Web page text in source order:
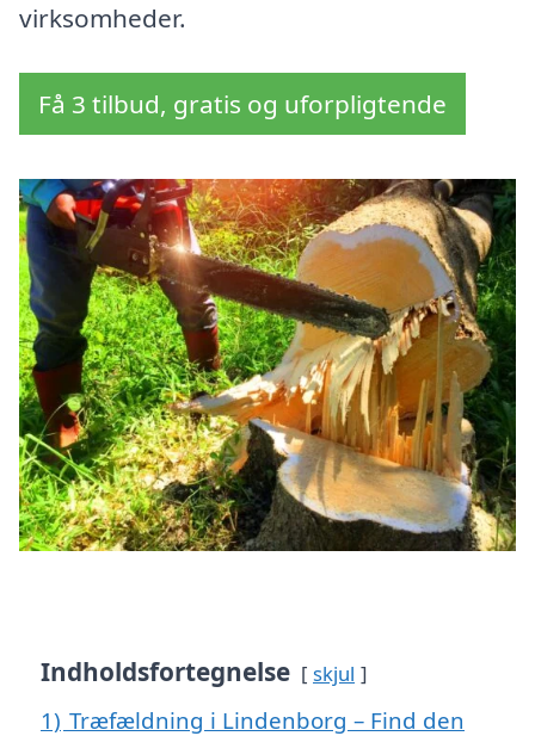
virksomheder.
Få 3 tilbud, gratis og uforpligtende
Indholdsfortegnelse skjul
1) Træfældning i Lindenborg – Find den